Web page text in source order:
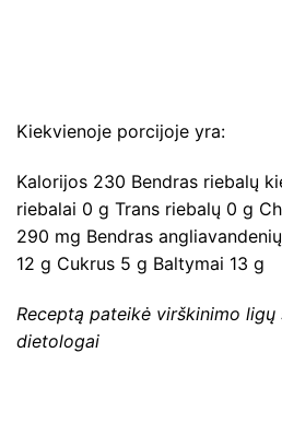
Kiekvienoje porcijoje yra:
Kalorijos 230 Bendras riebalų
riebalai 0 g Trans riebalų 0 g
290 mg Bendras
12 g Cukrus 5 g Baltymai 13 g
Receptą pateikė virškinimo
dietologai